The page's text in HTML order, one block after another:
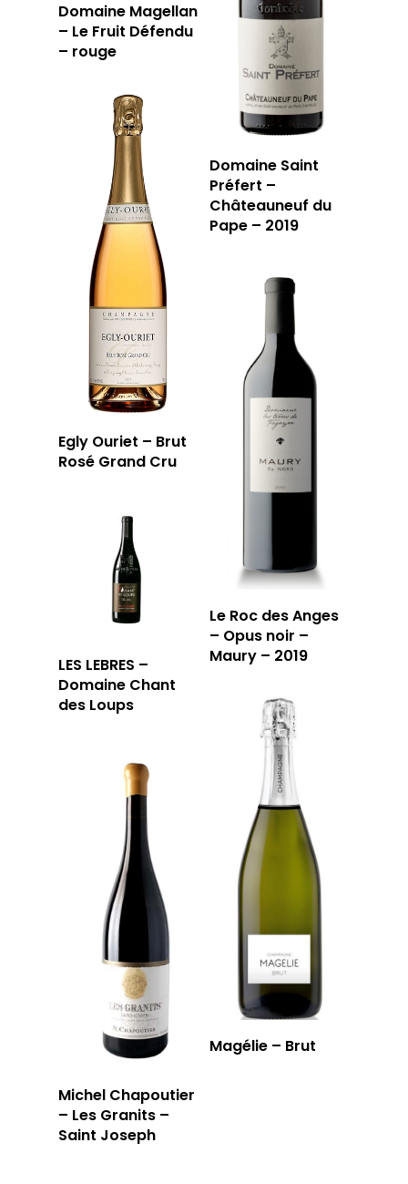
Domaine Magellan
– Le Fruit Défendu
– rouge
Domaine Saint
Préfert –
Châteauneuf du
Pape – 2019
Egly Ouriet – Brut
Rosé Grand Cru
Le Roc des Anges
– Opus noir –
Maury – 2019
LES LEBRES –
Domaine Chant
des Loups
Magélie – Brut
Michel Chapoutier
– Les Granits –
Saint Joseph